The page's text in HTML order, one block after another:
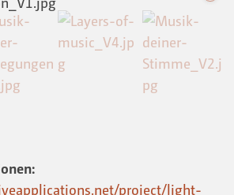
project/light-